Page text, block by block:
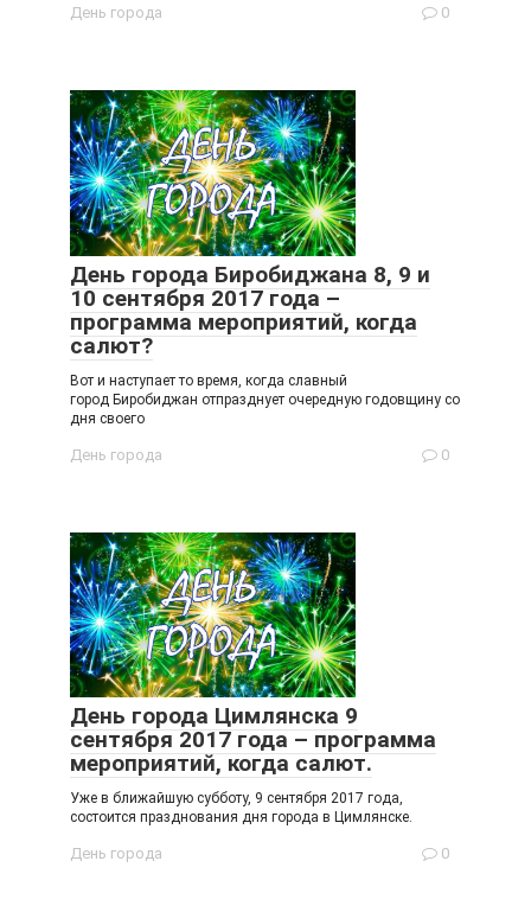
День города 0
День города Биробиджана 8, 9 и
10 сентября 2017 года –
программа мероприятий, когда
салют?
Вот и наступает то время, когда славный
город Биробиджан отпразднует очередную годовщину со
дня своего
День города 0
День города Цимлянска 9
сентября 2017 года – программа
мероприятий, когда салют.
Уже в ближайшую субботу, 9 сентября 2017 года,
состоится празднования дня города в Цимлянске.
День города 0